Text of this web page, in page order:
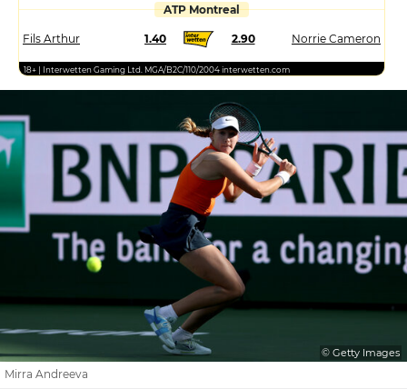
ATP Montreal
Fils Arthur 1.40 2.90 Norrie Cameron
18+ | Interwetten Gaming Ltd. MGA/B2C/110/2004 interwetten.com
© Getty Images
Mirra Andreeva